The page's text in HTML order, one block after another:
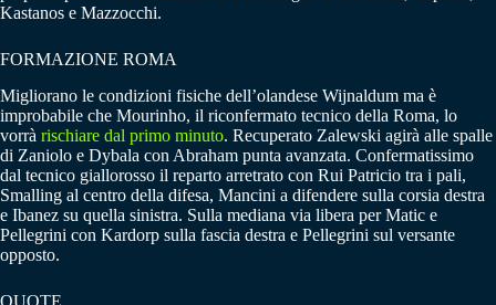
Kastanos e Mazzocchi.
FORMAZIONE ROMA
Migliorano le condizioni fisiche dell’olandese Wijnaldum ma è
improbabile che Mourinho, il riconfermato tecnico della Roma, lo
vorrà rischiare dal primo minuto. Recuperato Zalewski agirà alle spalle
di Zaniolo e Dybala con Abraham punta avanzata. Confermatissimo
dal tecnico giallorosso il reparto arretrato con Rui Patricio tra i pali,
Smalling al centro della difesa, Mancini a difendere sulla corsia destra
e Ibanez su quella sinistra. Sulla mediana via libera per Matic e
Pellegrini con Kardorp sulla fascia destra e Pellegrini sul versante
opposto.
QUOTE